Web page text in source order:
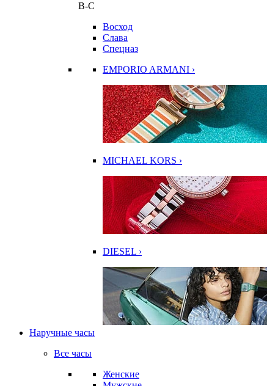
В-С
Восход
Слава
Спецназ
EMPORIO ARMANI ›
MICHAEL KORS ›
DIESEL ›
Наручные часы
Все часы
Женские